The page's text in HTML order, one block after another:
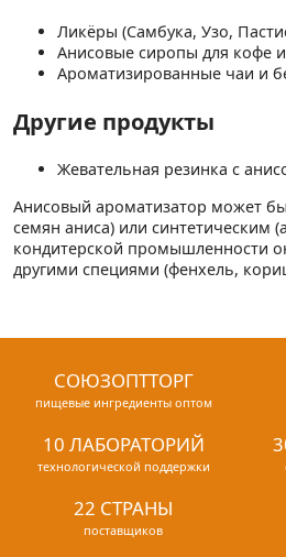
Ликёры (Самбука, Узо,
Анисовые сиропы для кофе
Ароматизированные чаи и
Другие продукты
Жевательная резинка с
Анисовый ароматизатор может
семян аниса) или синтетическим
кондитерской промышленности
другими специями (фенхель,
СОЮЗОПТТОРГ
пищевые ингредиенты оптом
10 ЛАБОРАТОРИЙ
технологической поддержки
22 СТРАНЫ
поставщиков